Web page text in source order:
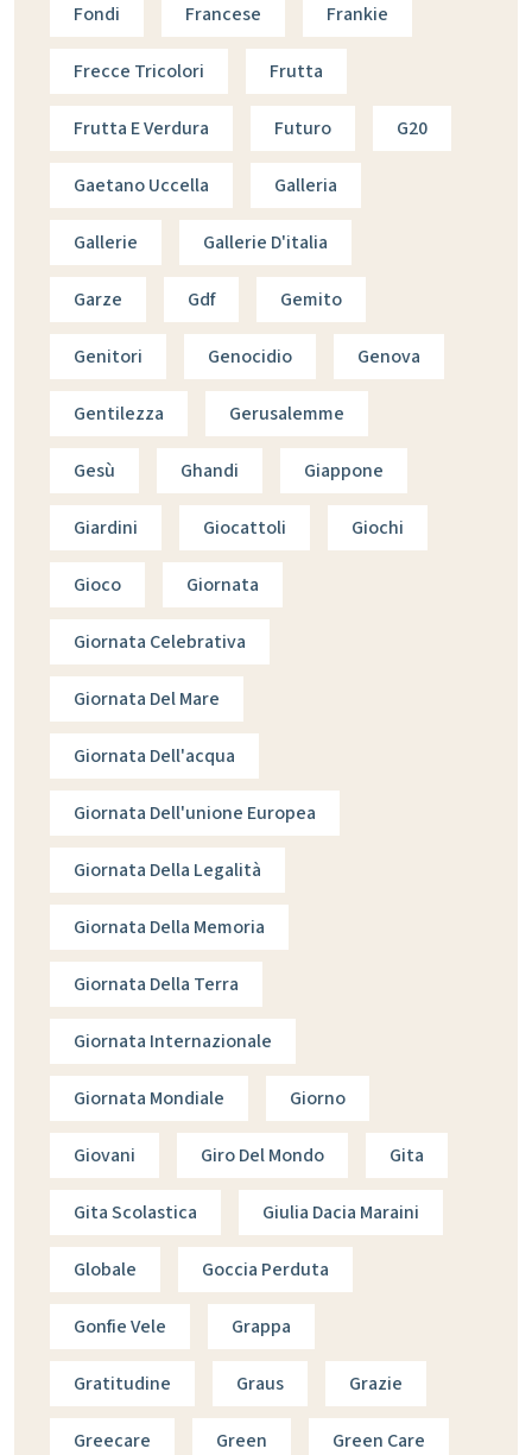
Fondi Francese Frankie
Frecce Tricolori Frutta
Frutta E Verdura Futuro G20
Gaetano Uccella Galleria
Gallerie Gallerie D'italia
Garze Gdf Gemito
Genitori Genocidio Genova
Gentilezza Gerusalemme
Gesù Ghandi Giappone
Giardini Giocattoli Giochi
Gioco Giornata
Giornata Celebrativa
Giornata Del Mare
Giornata Dell'acqua
Giornata Dell'unione Europea
Giornata Della Legalità
Giornata Della Memoria
Giornata Della Terra
Giornata Internazionale
Giornata Mondiale Giorno
Giovani Giro Del Mondo Gita
Gita Scolastica Giulia Dacia Maraini
Globale Goccia Perduta
Gonfie Vele Grappa
Gratitudine Graus Grazie
Greecare Green Green Care